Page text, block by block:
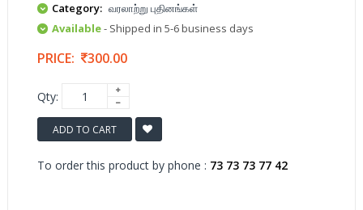
Category: வரலாற்று புதினங்கள்
Available- Shipped in 5-6 business days
PRICE: 300.00
Qty:
ADD TO CART
To order this product by phone : 73 73 73 77 42